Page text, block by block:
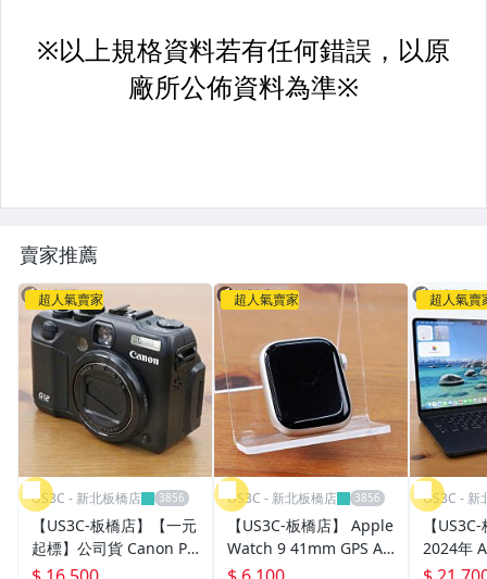
賣家推薦
超人氣賣家
US3C - 新北板橋店
【US3C-板橋店】【一元
起標】公司貨 Canon Po
werShot G12 1040萬像
超人氣賣家
US3C - 新北板橋店
【US3C-板橋店】 Apple
Watch 9 41mm GPS AL
星光 電子心率感測器 蘋
超人氣賣
US3C - 新
【
2024年
Air